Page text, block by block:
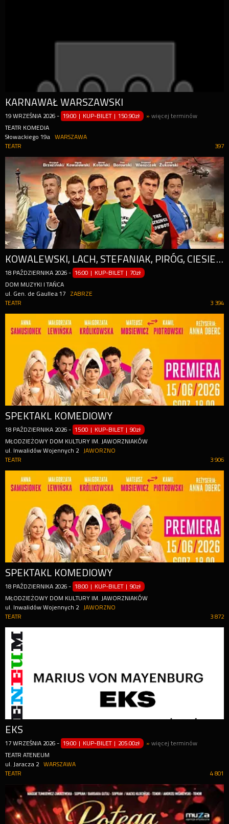
KARNAWAŁ WARSZAWSKI
19 WRZEŚNIA 2026 - 19:00 | KUP-BILET |150.90zł »więcej terminów
TEATR KOMEDIA
Słowackiego 19a
WARSZAWA
397
TEATR
KOWALEWSKI, LACH, STEFANIAK, PIRÓG, CIESIELSKA
18 PAŹDZIERNIKA 2026 - 16:00 | KUP-BILET | 70zł
DOM MUZYKI I TAŃCA
ul. Gen. de Gaullea 17
ZABRZE
3 394
TEATR
SPEKTAKL KOMEDIOWY
18 PAŹDZIERNIKA 2026 - 15:00 | KUP-BILET |90zł
MŁODZIEŻOWY DOM KULTURY IM. JAWORZNIAKÓW
ul. Inwalidów Wojennych 2
JAWORZNO
3 906
TEATR
SPEKTAKL KOMEDIOWY
18 PAŹDZIERNIKA 2026 - 18:00 | KUP-BILET |90zł
MŁODZIEŻOWY DOM KULTURY IM. JAWORZNIAKÓW
ul. Inwalidów Wojennych 2
JAWORZNO
3 872
TEATR
EKS
17 WRZEŚNIA 2026 - 19:00 | KUP-BILET | 205.00zł »więcej terminów
TEATR ATENEUM
ul. Jaracza 2
WARSZAWA
4 801
TEATR